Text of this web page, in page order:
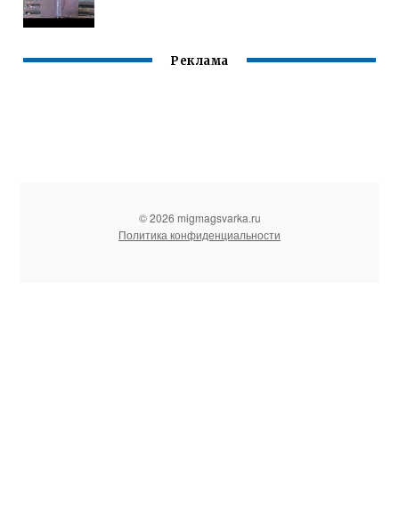
Реклама
© 2026 migmagsvarka.ru
Политика конфиденциальности